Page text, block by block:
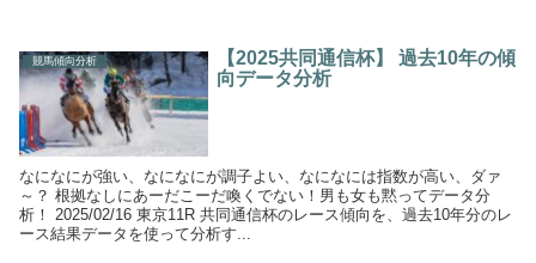
競馬傾向分析
【2025共同通信杯】 過去10年の傾
向データ分析
なになにが強い、なになにが調子よい、なになには指数が高い、ダァ
～？ 根拠なしにあーだこーだ喚くでない！男も女も黙ってデータ分
析！ 2025/02/16 東京11R 共同通信杯のレース傾向を、過去10年分のレ
ース結果データを使って分析す...